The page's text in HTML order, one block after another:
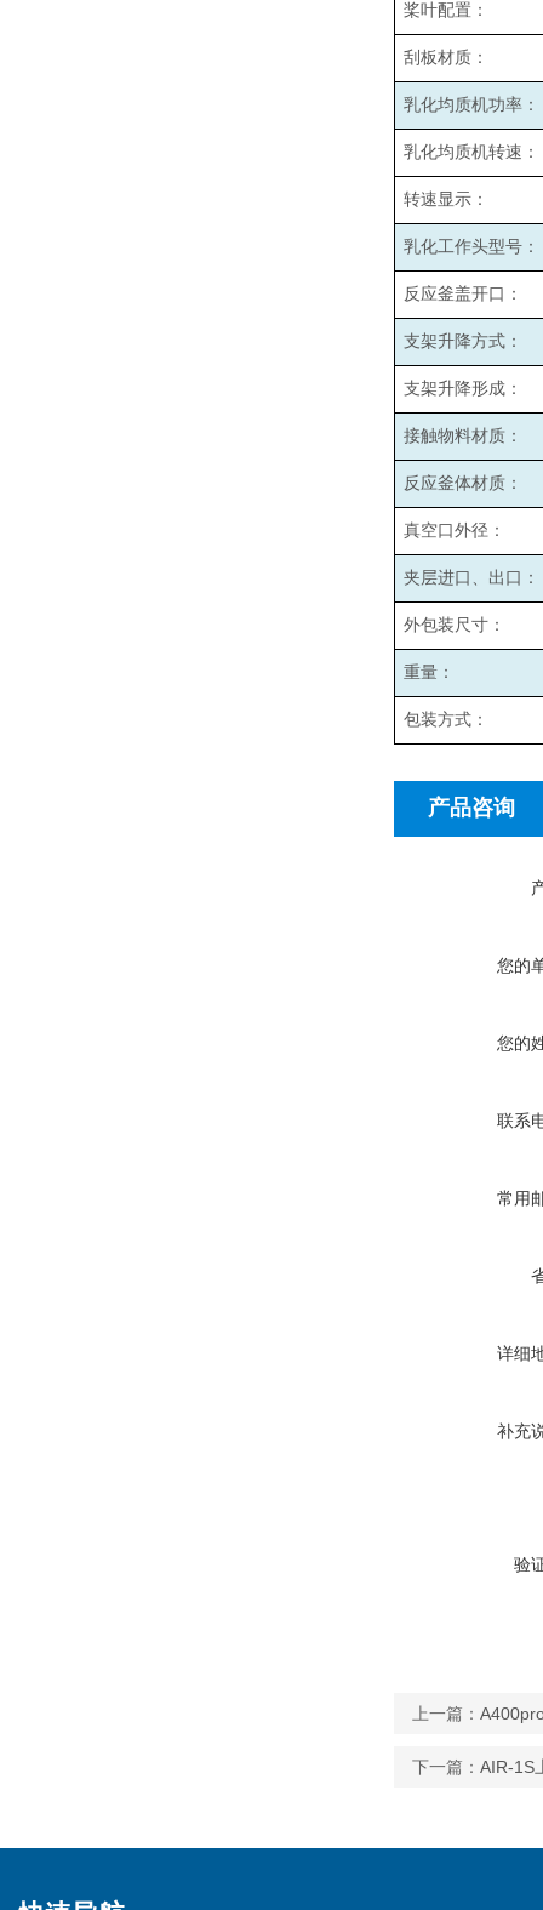
桨叶配置：
刮板材质：
乳化均质机功率：
乳化均质机转速：
转速显示：
乳化工作头型号：
反应釜盖开口：
支架升降方式：
支架升降形成：
接触物料材质：
反应釜体材质：
真空口外径：
夹层进口、出口：
外包装尺寸：
重量：
包装方式：
产品咨询
您的
您的
联系
常用
详细
补充
验
上一篇：
下一篇： AIR-1S